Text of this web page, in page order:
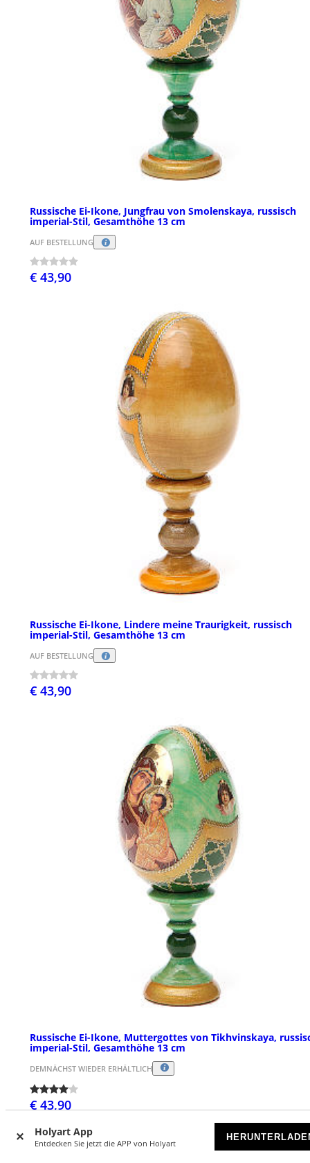
Holyart App
Entdecken Sie jetzt die APP von Holyart
Russische Ei-Ikone, Jungfrau von Smolenskaya, russisch
imperial-Stil, Gesamthöhe 13 cm
AUF BESTELLUNG
€ 43,90
Russische Ei-Ikone, Lindere meine Traurigkeit, russisch
imperial-Stil, Gesamthöhe 13 cm
AUF BESTELLUNG
€ 43,90
Russische Ei-Ikone, Muttergottes von Tikhvinskaya,
imperial-Stil, Gesamthöhe 13 cm
DEMNÄCHST WIEDER ERHÄLTLICH
€ 43,90